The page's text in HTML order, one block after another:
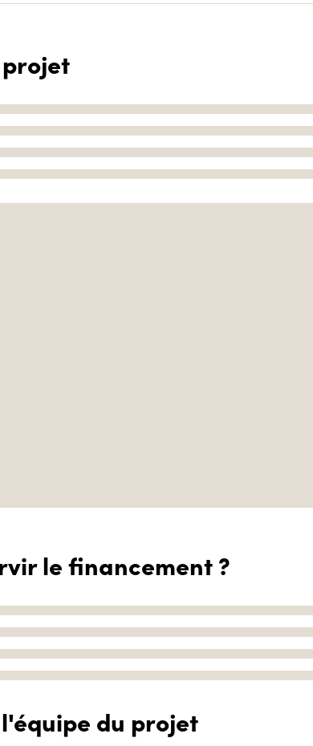
le financement ?
du projet